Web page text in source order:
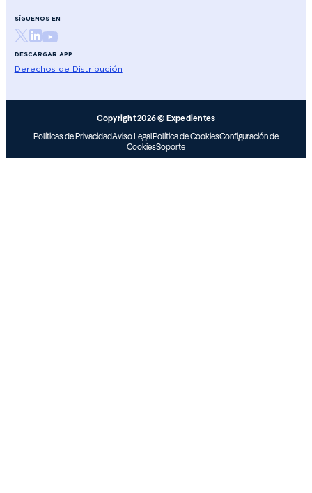
SÍGUENOS EN
DESCARGAR APP
Derechos de Distribución
Copyright 2026 © Expedientes
Políticas de PrivacidadAviso LegalPolítica de CookiesConfiguración de
CookiesSoporte